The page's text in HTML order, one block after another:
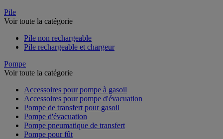
Pile
Voir toute la catégorie
Pile non rechargeable
Pile rechargeable et chargeur
Pompe
Voir toute la catégorie
Accessoires pour pompe à gasoil
Accessoires pour pompe d'évacuation
Pompe de transfert pour gasoil
Pompe d'évacuation
Pompe pneumatique de transfert
Pompe pour fût